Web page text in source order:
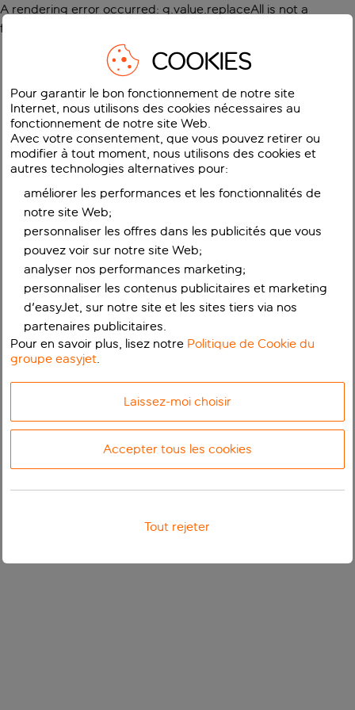
A rendering error occurred: g.value.replaceAll is not a
function
COOKIES
Pour garantir le bon fonctionnement de notre site
Internet, nous utilisons des cookies nécessaires au
fonctionnement de notre site Web.
Avec votre consentement, que vous pouvez retirer ou
modifier à tout moment, nous utilisons des cookies et
autres technologies alternatives pour:
améliorer les performances et les fonctionnalités de
notre site Web;
personnaliser les offres dans les publicités que vous
pouvez voir sur notre site Web;
analyser nos performances marketing;
personnaliser les contenus publicitaires et marketing
d'easyJet, sur notre site et les sites tiers via nos
partenaires publicitaires.
Pour en savoir plus, lisez notre Politique de Cookie du
groupe easyjet.
Laissez-moi choisir
Accepter tous les cookies
Tout rejeter